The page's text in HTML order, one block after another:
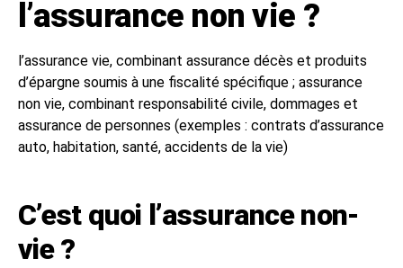
l’assurance non vie ?
l’assurance vie, combinant assurance décès et produits
d’épargne soumis à une fiscalité spécifique ; assurance
non vie, combinant responsabilité civile, dommages et
assurance de personnes (exemples : contrats d’assurance
auto, habitation, santé, accidents de la vie)
C’est quoi l’assurance non-
vie ?